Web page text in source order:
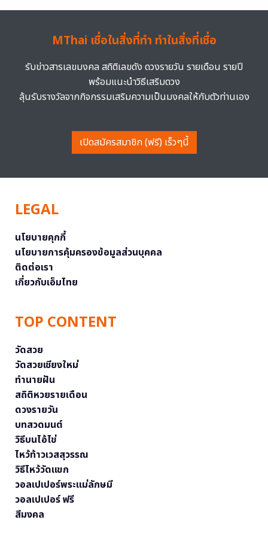
MThai เชื่อในสิ่งที่ทำ ทำในสิ่งที่เชื่อ
รับข่าวสารเลขมงคล สถิติเลขดัง ดวงรายวัน รายเดือน รายปี
พร้อมแนะนำวิธีเสริมดวง
ลุ้นรับรางวัลจากกิจกรรมเสริมความเป็นมงคลให้กับตัวท่านเอง
เปิดสมัครสมาชิก (ฟรี) เร็วๆนี้
LEGAL
นโยบายคุกกี้
นโยบายการคุ้มครองข้อมูลส่วนบุคคล
ติดต่อเรา
เกี่ยวกับเอ็มไทย
TOP CONTENT
วัดสวย
วัดสวยเชียงใหม่
ทำนายฝัน
สถิติหวยรายเดือน
ดวงรายวัน
บทสวดมนต์
วิธีบนไอ้ไข่
ไหว้ท้าวเวสสุวรรณ
วิธีไหว้วัดแขก
วอลเปเปอร์พระแม่ลักษมี
วอลเปเปอร์ ฟรี
สีมงคล